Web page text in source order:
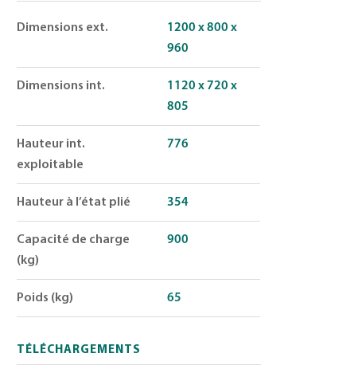
Dimensions ext.
1200 x 800 x
960
Dimensions int.
1120 x 720 x
805
Hauteur int.
exploitable
776
Hauteur à l’état plié 354
Capacité de charge
(kg)
900
Poids (kg) 65
TÉLÉCHARGEMENTS